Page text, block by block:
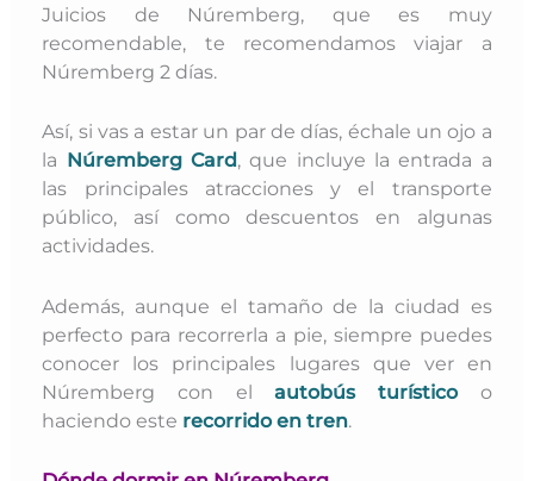
Juicios de Núremberg, que es muy
recomendable, te recomendamos viajar a
Núremberg 2 días.
Así, si vas a estar un par de días, échale un ojo a
la Núremberg Card, que incluye la entrada a
las principales atracciones y el transporte
público, así como descuentos en algunas
actividades.
Además, aunque el tamaño de la ciudad es
perfecto para recorrerla a pie, siempre puedes
conocer los principales lugares que ver en
Núremberg con elautobús turísticoo
haciendo este recorrido en tren.